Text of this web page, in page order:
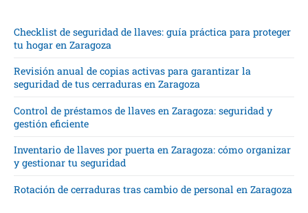
Checklist de seguridad de llaves: guía práctica para proteger
tu hogar en Zaragoza
Revisión anual de copias activas para garantizar la
seguridad de tus cerraduras en Zaragoza
Control de préstamos de llaves en Zaragoza: seguridad y
gestión eficiente
Inventario de llaves por puerta en Zaragoza: cómo organizar
y gestionar tu seguridad
Rotación de cerraduras tras cambio de personal en Zaragoza